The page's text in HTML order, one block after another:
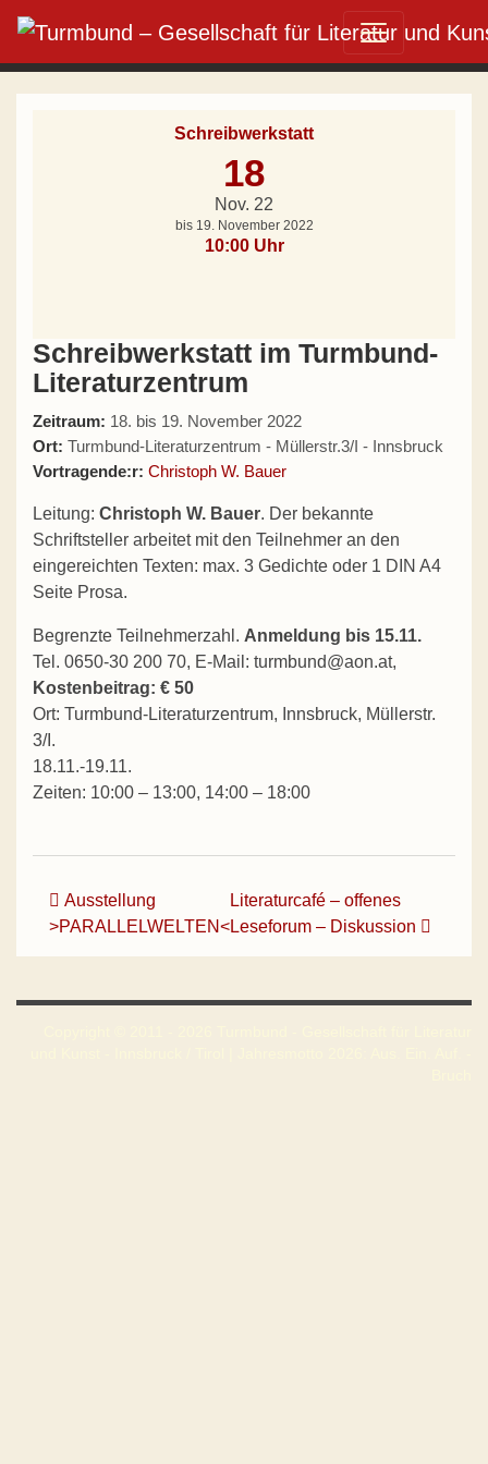
Hauptnavigation
Schreibwerkstatt
18
Nov. 22
bis 19. November 2022
10:00 Uhr
Schreibwerkstatt im Turmbund-
Literaturzentrum
Zeitraum: 18. bis 19. November 2022
Ort: Turmbund-Literaturzentrum - Müllerstr.3/I - Innsbruck
Vortragende:r: Christoph W. Bauer
Leitung: Christoph W. Bauer. Der bekannte
Schriftsteller arbeitet mit den Teilnehmer an den
eingereichten Texten: max. 3 Gedichte oder 1 DIN A4
Seite Prosa.
Begrenzte Teilnehmerzahl. Anmeldung bis 15.11.
Tel. 0650-30 200 70, E-Mail: turmbund@aon.at,
Kostenbeitrag: € 50
Ort: Turmbund-Literaturzentrum, Innsbruck, Müllerstr.
3/I.
18.11.-19.11.
Zeiten: 10:00 – 13:00, 14:00 – 18:00
Beitrags-Navigation
Ausstellung
>PARALLELWELTEN<
Literaturcafé – offenes
Leseforum – Diskussion